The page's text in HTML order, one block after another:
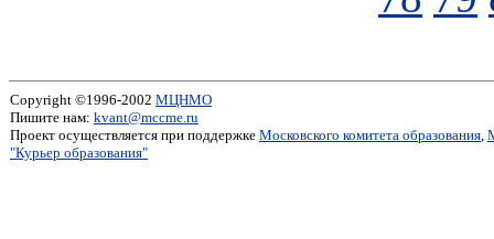
Copyright ©1996-2002 МЦНМО
Пишите нам: kvant@mccme.ru
Проект осуществляется при поддержке Московского комитета образования,
"Курьер образования"